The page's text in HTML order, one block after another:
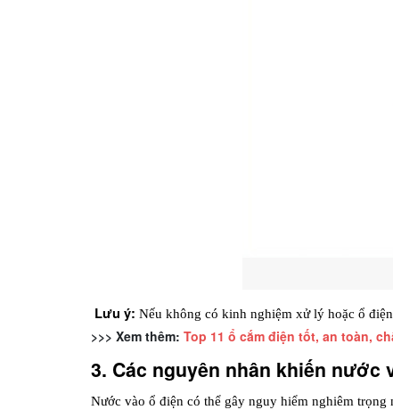
Lưu ý: Nếu không có kinh nghiệm xử lý hoặc ổ
>>> Xem thêm: Top 11 ổ cắm điện tốt, an toàn,
3. Các nguyên nhân khiến nước
Nước vào ổ điện có thể gây nguy hiểm nghiêm